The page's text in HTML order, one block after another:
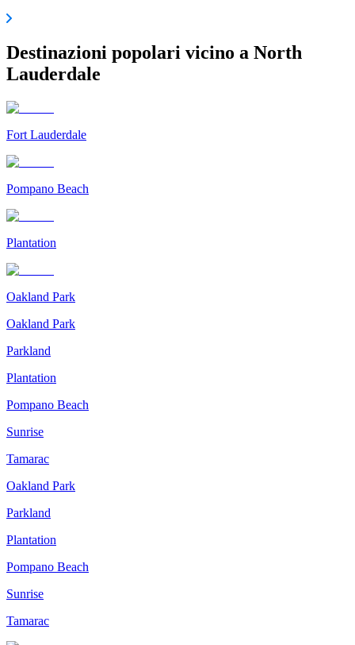
Destinazioni popolari vicino a North
Lauderdale
Fort Lauderdale
Pompano Beach
Plantation
Oakland Park
Oakland Park
Parkland
Plantation
Pompano Beach
Sunrise
Tamarac
Oakland Park
Parkland
Plantation
Pompano Beach
Sunrise
Tamarac